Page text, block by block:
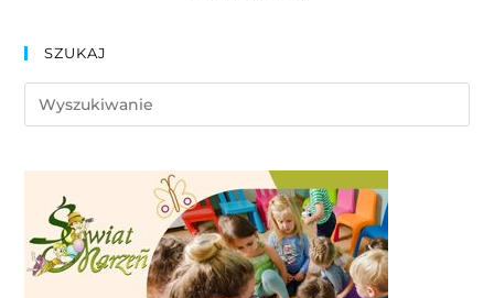
SZUKAJ